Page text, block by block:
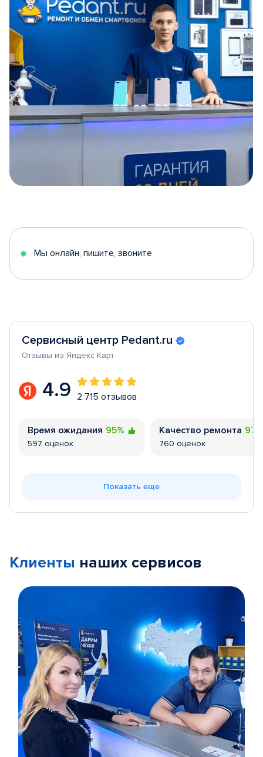
5
Мы онлайн, пишите, звоните
Сервисный центр Pedant.ru
Отзывы из Яндекс Карт
4.9 2 715 отзывов
Время ожидания 95%
597 оценок
Качество ремонта
760 оценок
Показать еще
Клиенты наших сервисов